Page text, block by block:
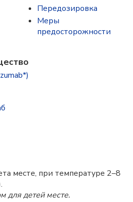
Передозировка
Меры
предосторожности
месте, при температуре 2–8
для детей месте.